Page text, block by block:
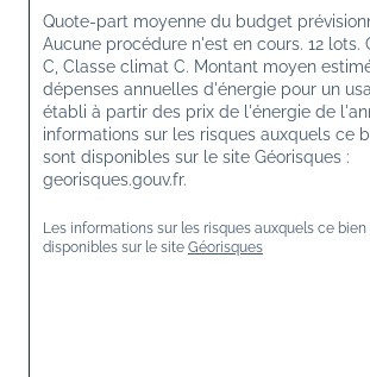
Quote-part moyenne du budget
Aucune procédure n'est en cours. 12 lots.
C, Classe climat C. Montant moyen
dépenses annuelles d'énergie pour un
établi à partir des prix de l'énergie de
informations sur les risques auxquels ce
sont disponibles sur le site Géorisques :
georisques.gouv.fr.
Les informations sur les risques auxquels ce
disponibles sur le site Géorisques